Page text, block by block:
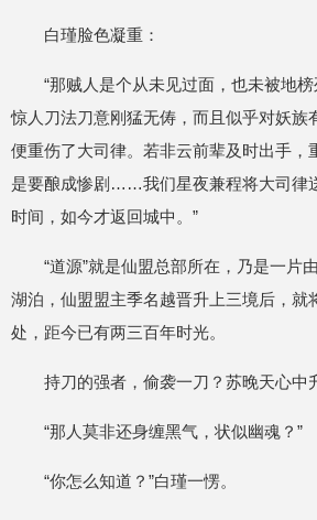
白瑾脸色凝重：
“那贼人是个从未见过面，也未被地
惊人刀法刀意刚猛无俦，而且似乎对妖族
便重伤了大司律。若非云前辈及时出手，
是要酿成惨剧……我们星夜兼程将大司律
时间，如今才返回城中。”
“道源”就是仙盟总部所在，乃是一片
湖泊，仙盟盟主季名越晋升上三境后，就
处，距今已有两三百年时光。
持刀的强者，偷袭一刀？苏晚天心中
“那人莫非还身缠黑气，状似幽魂？”
“你怎么知道？”白瑾一愣。